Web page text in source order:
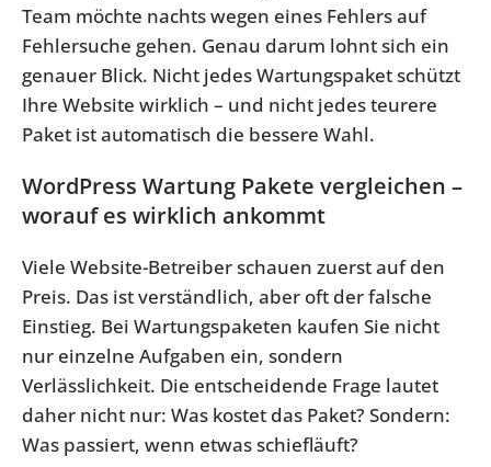
Team möchte nachts wegen eines Fehlers auf
Fehlersuche gehen. Genau darum lohnt sich ein
genauer Blick. Nicht jedes Wartungspaket schützt
Ihre Website wirklich – und nicht jedes teurere
Paket ist automatisch die bessere Wahl.
WordPress Wartung Pakete vergleichen –
worauf es wirklich ankommt
Viele Website-Betreiber schauen zuerst auf den
Preis. Das ist verständlich, aber oft der falsche
Einstieg. Bei Wartungspaketen kaufen Sie nicht
nur einzelne Aufgaben ein, sondern
Verlässlichkeit. Die entscheidende Frage lautet
daher nicht nur: Was kostet das Paket? Sondern:
Was passiert, wenn etwas schiefläuft?